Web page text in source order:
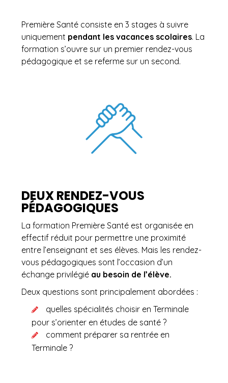
Première Santé consiste en 3 stages à suivre
uniquement pendant les vacances scolaires. La
formation s’ouvre sur un premier rendez-vous
pédagogique et se referme sur un second.
DEUX RENDEZ-VOUS
PÉDAGOGIQUES
La formation Première Santé est organisée en
effectif réduit pour permettre une proximité
entre l’enseignant et ses élèves. Mais les rendez-
vous pédagogiques sont l’occasion d’un
échange privilégié au besoin de l’élève.
Deux questions sont principalement abordées :
quelles spécialités choisir en Terminale
pour s’orienter en études de santé ?
comment préparer sa rentrée en
Terminale ?